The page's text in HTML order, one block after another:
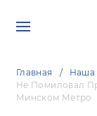
Главная Наша
Не Помиловал
Минском Метро